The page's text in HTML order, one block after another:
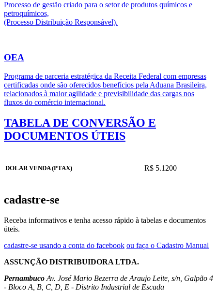
Processo de gestão criado para o setor de produtos químicos e
petroquímicos,
(Processo Distribuição Responsável).
OEA
Programa de parceria estratégica da Receita Federal com empresas
certificadas onde são oferecidos benefícios pela Aduana Brasileira,
relacionados à maior agilidade e previsibilidade das cargas nos
fluxos do comércio internacional.
TABELA DE CONVERSÃO E
DOCUMENTOS ÚTEIS
DOLAR VENDA (PTAX) R$ 5.1200
cadastre-se
Receba informativos e tenha acesso rápido à tabelas e documentos
úteis.
cadastre-se usando a conta do facebook ou faça o Cadastro Manual
ASSUNÇÃO DISTRIBUIDORA LTDA.
Pernambuco Av. José Mario Bezerra de Araujo Leite, s/n, Galpão 4
- Bloco A, B, C, D, E - Distrito Industrial de Escada